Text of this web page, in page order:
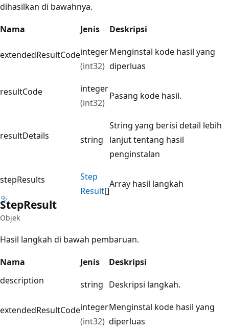
dihasilkan di bawahnya.
Nama
Jenis Deskripsi
extendedResultCodeinteger
(int32)
Menginstal kode hasil yang
diperluas
resultCode
integer
(int32)
Pasang kode hasil.
resultDetails string
String yang berisi detail lebih
lanjut tentang hasil
penginstalan
stepResults
Step
Result[]
Array hasil langkah
StepResult
Objek
Hasil langkah di bawah pembaruan.
Nama
Jenis
Deskripsi
description
string Deskripsi langkah.
extendedResultCodeinteger
(int32)
Menginstal kode hasil yang
diperluas